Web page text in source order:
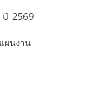
ผนงาน
ปี 2569